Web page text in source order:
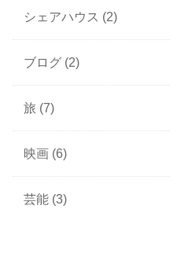
シェアハウス (2)
ブログ (2)
旅 (7)
映画 (6)
芸能 (3)